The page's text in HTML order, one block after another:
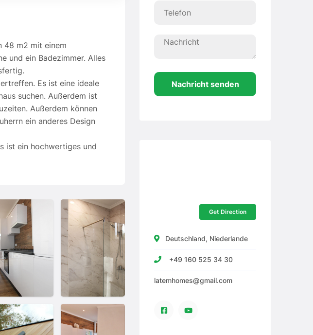
48 m2 mit einem
und ein Badezimmer. Alles
Es ist eine ideale
suchen. Außerdem ist
Außerdem können
ein anderes Design
ist ein hochwertiges und
Nachricht senden
Get Direction
Deutschland, Niederlande
+49 160 525 34 30
latemhomes@gmail.com